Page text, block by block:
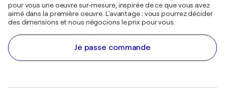
pour vous une oeuvre sur-mesure, inspirée de ce que vous avez
aimé dans la première oeuvre. L'avantage : vous pourrez décider
des dimensions et nous négocions le prix pour vous.
Je passe commande